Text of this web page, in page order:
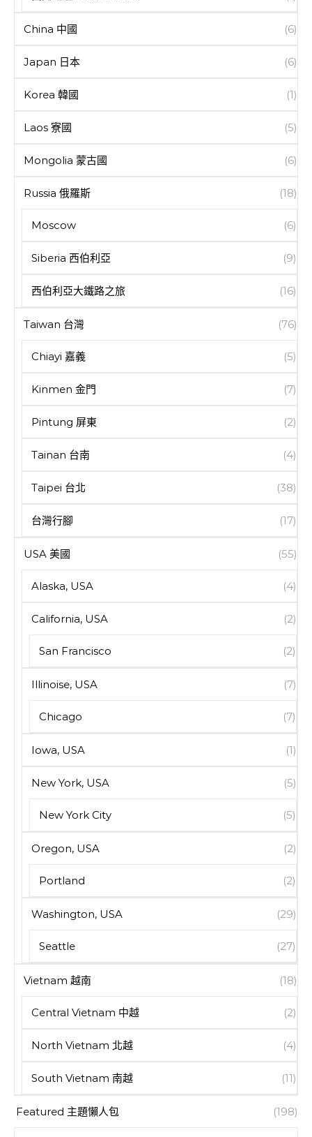
China 中國 (6)
Japan 日本 (6)
Korea 韓國 (1)
Laos 寮國 (5)
Mongolia 蒙古國 (6)
Russia 俄羅斯 (18)
Moscow (6)
Siberia 西伯利亞 (9)
西伯利亞大鐵路之旅 (16)
Taiwan 台灣 (76)
Chiayi 嘉義 (5)
Kinmen 金門 (7)
Pintung 屏東 (2)
Tainan 台南 (4)
Taipei 台北 (38)
台灣行腳 (17)
USA 美國 (55)
Alaska, USA (4)
California, USA (2)
San Francisco (2)
Illinoise, USA (7)
Chicago (7)
Iowa, USA (1)
New York, USA (5)
New York City (5)
Oregon, USA (2)
Portland (2)
Washington, USA (29)
Seattle (27)
Vietnam 越南 (18)
Central Vietnam 中越 (2)
North Vietnam 北越 (4)
South Vietnam 南越 (11)
Featured 主題懶人包 (198)